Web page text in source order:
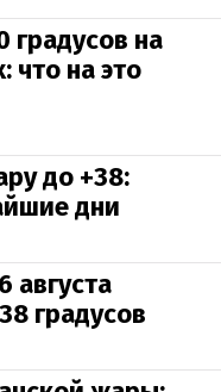
на
что на это
до +38:
дни
августа
градусов